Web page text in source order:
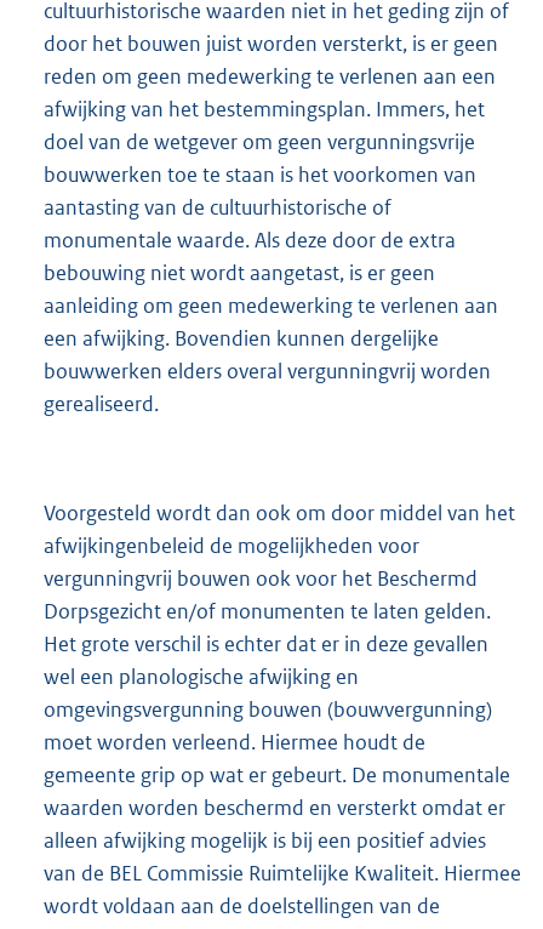
cultuurhistorische waarden niet in het geding zijn of
door het bouwen juist worden versterkt, is er geen
reden om geen medewerking te verlenen aan een
afwijking van het bestemmingsplan. Immers, het
doel van de wetgever om geen vergunningsvrije
bouwwerken toe te staan is het voorkomen van
aantasting van de cultuurhistorische of
monumentale waarde. Als deze door de extra
bebouwing niet wordt aangetast, is er geen
aanleiding om geen medewerking te verlenen aan
een afwijking. Bovendien kunnen dergelijke
bouwwerken elders overal vergunningvrij worden
gerealiseerd.
Voorgesteld wordt dan ook om door middel van het
afwijkingenbeleid de mogelijkheden voor
vergunningvrij bouwen ook voor het Beschermd
Dorpsgezicht en/of monumenten te laten gelden.
Het grote verschil is echter dat er in deze gevallen
wel een planologische afwijking en
omgevingsvergunning bouwen (bouwvergunning)
moet worden verleend. Hiermee houdt de
gemeente grip op wat er gebeurt. De monumentale
waarden worden beschermd en versterkt omdat er
alleen afwijking mogelijk is bij een positief advies
van de BEL Commissie Ruimtelijke Kwaliteit. Hiermee
wordt voldaan aan de doelstellingen van de